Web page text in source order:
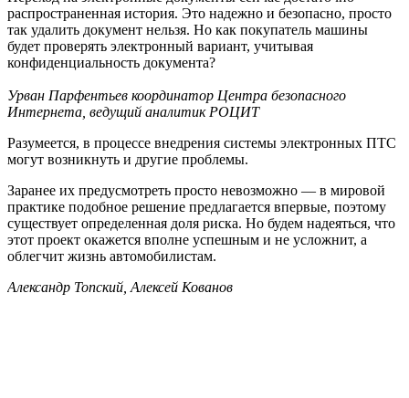
распространенная история. Это надежно и безопасно, просто
так удалить документ нельзя. Но как покупатель машины
будет проверять электронный вариант, учитывая
конфиденциальность документа?
Урван Парфентьев координатор Центра безопасного
Интернета, ведущий аналитик РОЦИТ
Разумеется, в процессе внедрения системы электронных ПТС
могут возникнуть и другие проблемы.
Заранее их предусмотреть просто невозможно — в мировой
практике подобное решение предлагается впервые, поэтому
существует определенная доля риска. Но будем надеяться, что
этот проект окажется вполне успешным и не усложнит, а
облегчит жизнь автомобилистам.
Александр Топский, Алексей Кованов